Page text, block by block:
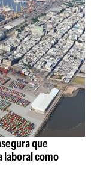
que
laboral como